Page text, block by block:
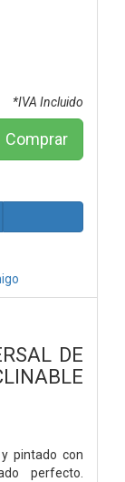
*IVA Incluido
Comprar
DE
pintado con
perfecto.